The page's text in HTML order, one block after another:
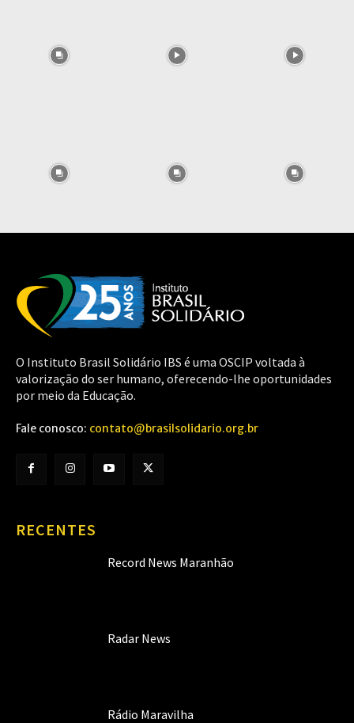
O Instituto Brasil Solidário IBS é uma OSCIP voltada à
valorização do ser humano, oferecendo-lhe oportunidades
por meio da Educação.
Fale conosco: contato@brasilsolidario.org.br
RECENTES
Record News Maranhão
Radar News
Rádio Maravilha